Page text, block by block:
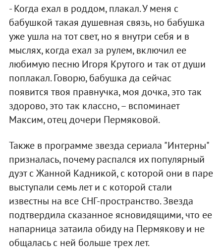
- Когда ехал в роддом, плакал. У меня с
бабушкой такая душевная связь, но бабушка
уже ушла на тот свет, но я внутри себя и в
мыслях, когда ехал за рулем, включил ее
любимую песню Игоря Крутого и так от души
поплакал. Говорю, бабушка да сейчас
появится твоя правнучка, моя дочка, это так
здорово, это так классно, – вспоминает
Максим, отец дочери Пермяковой.
Также в программе звезда сериала "Интерны"
призналась, почему распался их популярный
дуэт с Жанной Кадникой, с которой они в паре
выступали семь лет и с которой стали
известны на все СНГ-пространство. Звезда
подтвердила сказанное ясновидящими, что ее
напарница затаила обиду на Пермякову и не
общалась с ней больше трех лет.